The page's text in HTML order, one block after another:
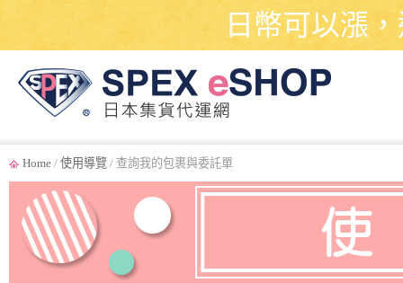
日幣可以漲
Home / 使用導覽 / 查詢我的包裹與委託單